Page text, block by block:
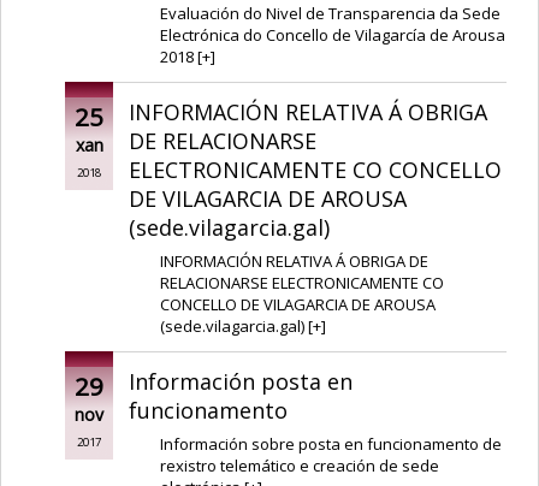
Evaluación do Nivel de Transparencia da Sede
Electrónica do Concello de Vilagarcía de Arousa
2018[+]
25
xan
2018
INFORMACIÓN RELATIVA Á OBRIGA
DE RELACIONARSE
ELECTRONICAMENTE CO CONCELLO
DE VILAGARCIA DE AROUSA
(sede.vilagarcia.gal)
INFORMACIÓN RELATIVA Á OBRIGA DE
RELACIONARSE ELECTRONICAMENTE CO
CONCELLO DE VILAGARCIA DE AROUSA
(sede.vilagarcia.gal)[+]
29
nov
2017
Información posta en
funcionamento
Información sobre posta en funcionamento de
rexistro telemático e creación de sede